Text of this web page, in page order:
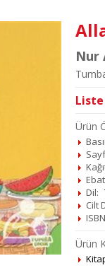
Nur
Ürün
Dil:
Cilt
Ürün